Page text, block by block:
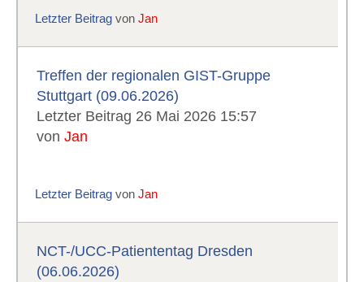
Letzter Beitrag vonJan
Treffen der regionalen GIST-Gruppe
Stuttgart (09.06.2026)
Letzter Beitrag 26 Mai 2026 15:57
vonJan
Letzter Beitrag vonJan
NCT-/UCC-Patiententag Dresden
(06.06.2026)